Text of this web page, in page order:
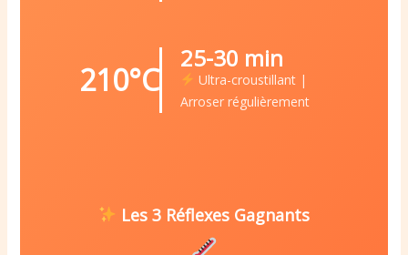
210°C
25-30 min
Ultra-croustillant |
Arroser régulièrement
Les 3 Réflexes Gagnants